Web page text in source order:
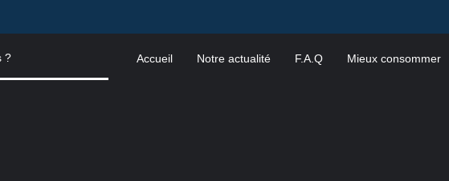
Accueil Notre actualité F.A.Q Mieux consommer